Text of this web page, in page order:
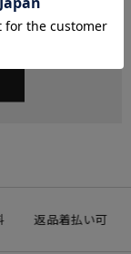
返品着払い可